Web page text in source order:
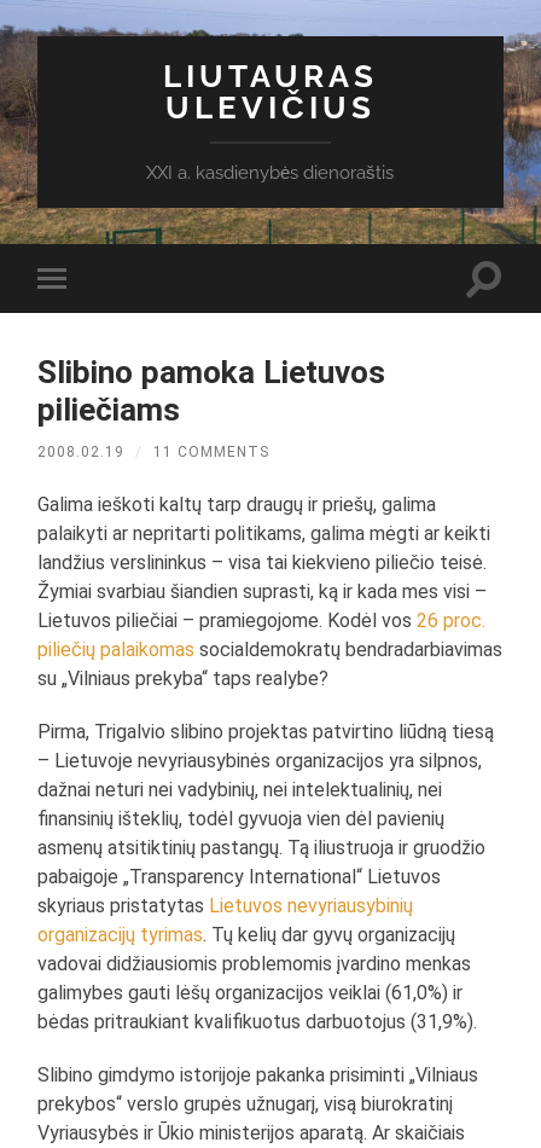
LIUTAURAS
ULEVIČIUS
XXI a. kasdienybės dienoraštis
Toggle
mobile
Slibino pamoka Lietuvos
piliečiams
2008.02.19 / 11 COMMENTS
Galima ieškoti kaltų tarp draugų ir priešų, galima
palaikyti ar nepritarti politikams, galima mėgti ar keikti
landžius verslininkus – visa tai kiekvieno piliečio teisė.
Žymiai svarbiau šiandien suprasti, ką ir kada mes visi –
Lietuvos piliečiai – pramiegojome. Kodėl vos26 proc.
piliečių palaikomas socialdemokratų bendradarbiavimas
su „Vilniaus prekyba“ taps realybe?
Pirma, Trigalvio slibino projektas patvirtino liūdną tiesą
– Lietuvoje nevyriausybinės organizacijos yra silpnos,
dažnai neturi nei vadybinių, nei intelektualinių, nei
finansinių išteklių, todėl gyvuoja vien dėl pavienių
asmenų atsitiktinių pastangų. Tą iliustruoja ir gruodžio
pabaigoje „Transparency International“ Lietuvos
skyriaus pristatytas Lietuvos nevyriausybinių
organizacijų tyrimas. Tų kelių dar gyvų organizacijų
vadovai didžiausiomis problemomis įvardino menkas
galimybes gauti lėšų organizacijos veiklai (61,0%) ir
bėdas pritraukiant kvalifikuotus darbuotojus (31,9%).
Slibino gimdymo istorijoje pakanka prisiminti „Vilniaus
prekybos“ verslo grupės užnugarį, visą biurokratinį
Vyriausybės ir Ūkio ministerijos aparatą. Ar skaičiais